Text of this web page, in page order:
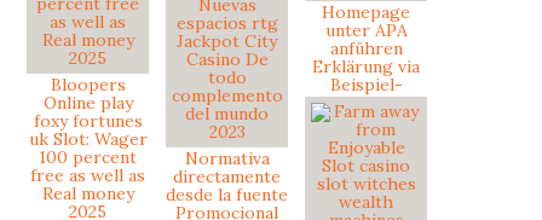
Bloopers
Online play
foxy fortunes
uk Slot: Wager
100 percent
free as well as
Real money
2025
Normativa
directamente
desde la fuente
Promocional
Homepage
unter APA
anführen
Erklärung via
Beispiel-